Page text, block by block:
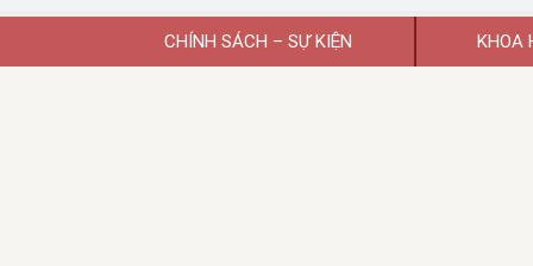
CHÍNH SÁCH – SỰ KIỆN KHOA